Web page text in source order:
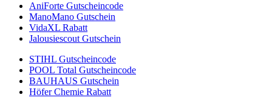
AniForte Gutscheincode
ManoMano Gutschein
VidaXL Rabatt
Jalousiescout Gutschein
STIHL Gutscheincode
POOL Total Gutscheincode
BAUHAUS Gutschein
Höfer Chemie Rabatt